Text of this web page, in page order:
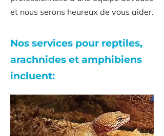
et nous serons heureux de vous aider.
Nos services pour reptiles,
arachnides et amphibiens
incluent: